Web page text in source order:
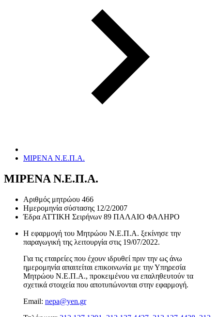
ΜΙΡΕΝΑ Ν.Ε.Π.Α.
ΜΙΡΕΝΑ Ν.Ε.Π.Α.
Αριθμός μητρώου 466
Ημερομηνία σύστασης 12/2/2007
Έδρα ΑΤΤΙΚΗ Σειρήνων 89 ΠΑΛΑΙΟ ΦΑΛΗΡΟ
Η εφαρμογή του Μητρώου Ν.Ε.Π.Α. ξεκίνησε την
παραγωγική της λειτουργία στις 19/07/2022.
Για τις εταιρείες που έχουν ιδρυθεί πριν την ως άνω
ημερομηνία απαιτείται επικοινωνία με την Υπηρεσία
Μητρώου Ν.Ε.Π.Α., προκειμένου να επαληθευτούν τα
σχετικά στοιχεία που αποτυπώνονται στην εφαρμογή.
Email: nepa@yen.gr